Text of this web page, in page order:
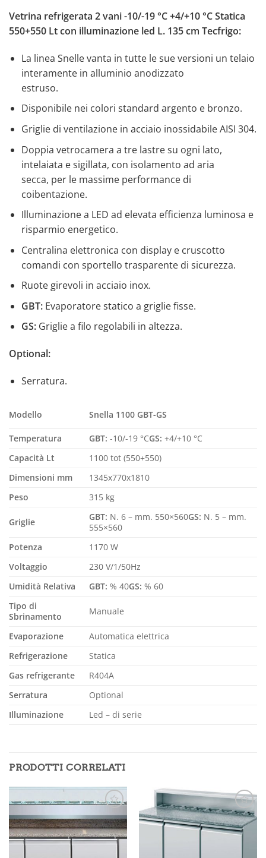
Vetrina refrigerata 2 vani -10/-19 °C +4/+10 °C Statica
550+550 Lt con illuminazione led L. 135 cm Tecfrigo:
La linea Snelle vanta in tutte le sue versioni un telaio
interamente in alluminio anodizzato
estruso.
Disponibile nei colori standard argento e bronzo.
Griglie di ventilazione in acciaio inossidabile AISI 304.
Doppia vetrocamera a tre lastre su ogni lato,
intelaiata e sigillata, con isolamento ad aria
secca, per le massime performance di
coibentazione.
Illuminazione a LED ad elevata efficienza luminosa e
risparmio energetico.
Centralina elettronica con display e cruscotto
comandi con sportello trasparente di sicurezza.
Ruote girevoli in acciaio inox.
GBT:Evaporatore statico a griglie fisse.
GS:Griglie a filo regolabili in altezza.
Optional:
Serratura.
Modello Snella 1100 GBT-GS
Temperatura GBT: -10/-19 °CGS: +4/+10 °C
Capacità Lt
1100 tot (550+550)
Dimensioni mm
1345x770x1810
Peso
315 kg
Griglie GBT: N. 6 – mm. 550×560GS: N. 5 – mm.
555×560
Potenza
1170 W
Voltaggio
230 V/1/50Hz
Umidità Relativa
GBT: % 40GS: % 60
Tipo di
Sbrinamento
Manuale
Evaporazione
Automatica elettrica
Refrigerazione
Statica
Gas refrigerante
R404A
Serratura
Optional
Illuminazione
Led – di serie
PRODOTTI CORRELATI
Aggiungi
alla lista
Aggiungi